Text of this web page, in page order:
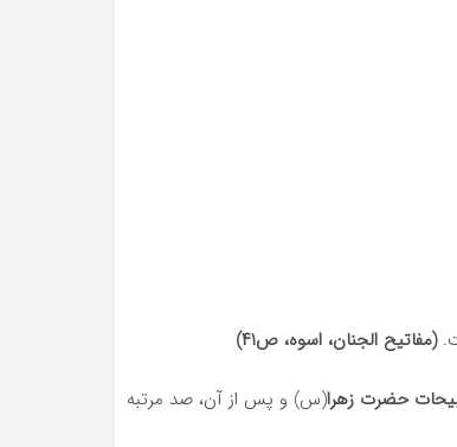
(مفاتیح الجنان، اسوه، ص۴۱)
حضرت زهرا(س) و پس از آن، صد مرتبه